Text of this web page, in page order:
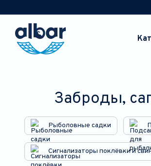
Заброды,
Рыболовные садки
Сигнализаторы поклёвки и